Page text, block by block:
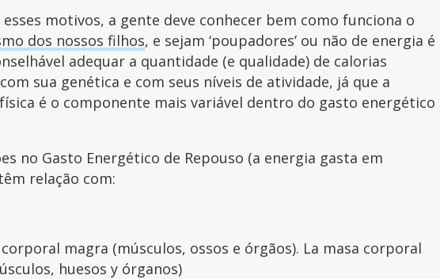
motivos, a gente deve conhecer bem como funciona o
dos nossos filhos, e sejam ‘poupadores’ ou não de energia é
adequar a quantidade (e qualidade) de calorias
sua genética e com seus níveis de atividade, já que a
é o componente mais variável dentro do gasto energético
no Gasto Energético de Repouso (a energia gasta em
relação com:
corporal magra (músculos, ossos e órgãos). La masa corporal
huesos y órganos)